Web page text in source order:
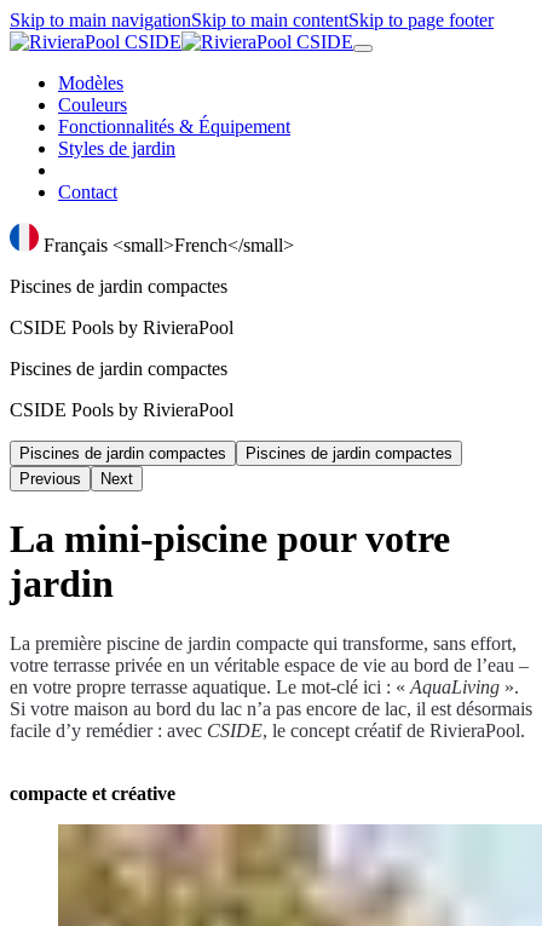
Skip to main navigationSkip to main contentSkip to page footer
Modèles
Couleurs
Fonctionnalités & Équipement
Styles de jardin
Contact
Français <small>French</small>
Piscines de jardin compactes
CSIDE Pools by RivieraPool
Piscines de jardin compactes
CSIDE Pools by RivieraPool
Piscines de jardin compactes
Piscines de jardin compactes
Previous
Next
La mini-piscine pour votre
jardin
La première piscine de jardin compacte qui transforme, sans effort,
votre terrasse privée en un véritable espace de vie au bord de l’eau –
en votre propre terrasse aquatique. Le mot-clé ici : « AquaLiving ».
Si votre maison au bord du lac n’a pas encore de lac, il est désormais
facile d’y remédier : avec CSIDE, le concept créatif de RivieraPool.
compacte et créative